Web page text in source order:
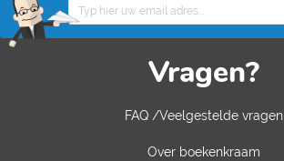
Vragen?
FAQ /Veelgestelde vragen
Over boekenkraam